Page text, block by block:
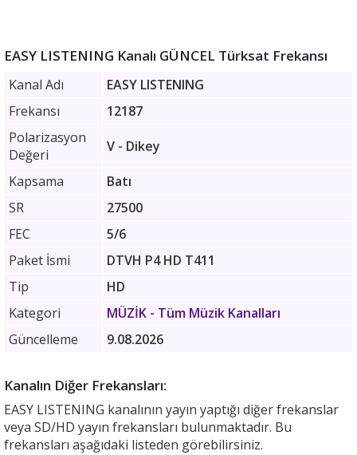
EASY LISTENING Kanalı GÜNCEL Türksat Frekansı
Kanal Adı
EASY LISTENING
Frekansı
12187
Polarizasyon
Değeri
V - Dikey
Kapsama
Batı
SR
27500
FEC
5/6
Paket İsmi
DTVH P4 HD T411
Tip
HD
Kategori
MÜZİK - Tüm Müzik Kanalları
Güncelleme
9.08.2026
Kanalın Diğer Frekansları:
EASY LISTENING kanalının yayın yaptığı diğer frekanslar
veya SD/HD yayın frekansları bulunmaktadır. Bu
frekansları aşağıdaki listeden görebilirsiniz.